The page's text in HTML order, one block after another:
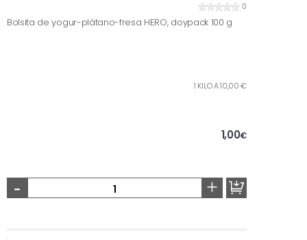
0
Bolsita de yogur-plátano-fresa HERO, doypack 100 g
1 KILO A 10,00 €
1,00€
- +